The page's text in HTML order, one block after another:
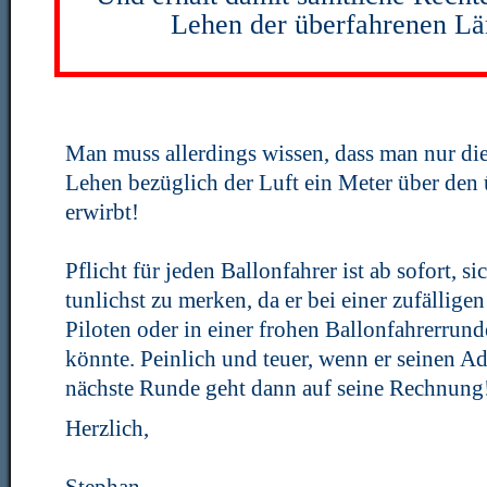
Lehen der überfahrenen
Man muss allerdings wissen, dass man nur
Lehen bezüglich der Luft ein Meter über den
erwirbt!
Pflicht für jeden Ballonfahrer ist ab sofort,
tunlichst zu merken, da er bei einer
Piloten oder in einer frohen
könnte. Peinlich und teuer, wenn er seinen
nächste Runde geht dann auf seine
Herzlich,